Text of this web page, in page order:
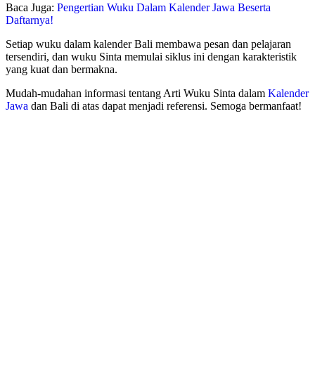
Baca Juga: Pengertian Wuku Dalam Kalender Jawa Beserta
Daftarnya!
Setiap wuku dalam kalender Bali membawa pesan dan pelajaran
tersendiri, dan wuku Sinta memulai siklus ini dengan karakteristik
yang kuat dan bermakna.
Mudah-mudahan informasi tentang Arti Wuku Sinta dalam Kalender
Jawa dan Bali di atas dapat menjadi referensi. Semoga bermanfaat!